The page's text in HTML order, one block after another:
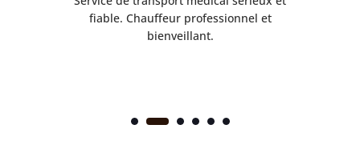
fiable. Chauffeur professionnel et
bienveillant.